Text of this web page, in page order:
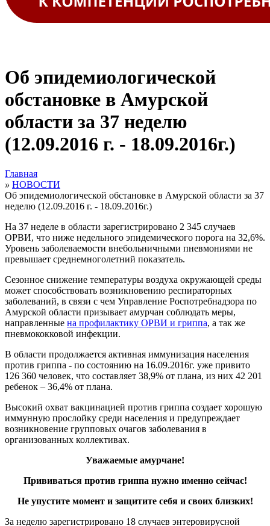
Об эпидемиологической
обстановке в Амурской
области за 37 неделю
(12.09.2016 г. - 18.09.2016г.)
Главная
» НОВОСТИ
Об эпидемиологической обстановке в Амурской области за 37
неделю (12.09.2016 г. - 18.09.2016г.)
На 37 неделе в области зарегистрировано 2 345 случаев
ОРВИ, что ниже недельного эпидемического порога на 32,6%.
Уровень заболеваемости внебольничными пневмониями не
превышает среднемноголетний показатель.
Сезонное снижение температуры воздуха окружающей среды
может способствовать возникновению респираторных
заболеваний, в связи с чем Управление Роспотребнадзора по
Амурской области призывает амурчан соблюдать меры,
направленные на профилактику ОРВИ и гриппа, а так же
пневмококковой инфекции.
В области продолжается активная иммунизация населения
против гриппа - по состоянию на 16.09.2016г. уже привито
126 360 человек, что составляет 38,9% от плана, из них 42 201
ребенок – 36,4% от плана.
Высокий охват вакцинацией против гриппа создает хорошую
иммунную прослойку среди населения и предупреждает
возникновение групповых очагов заболевания в
организованных коллективах.
Уважаемые амурчане!
Прививаться против гриппа нужно именно сейчас!
Не упустите момент и защитите себя и своих близких!
За неделю зарегистрировано 18 случаев энтеровирусной